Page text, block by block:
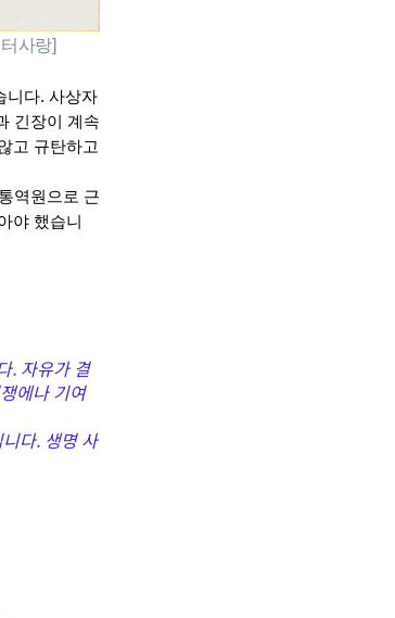
사랑]
니다. 사상자
긴장이 계속
고 규탄하고
역원으로 근
야 했습니
. 자유가 결
에나 기여
다. 생명 사